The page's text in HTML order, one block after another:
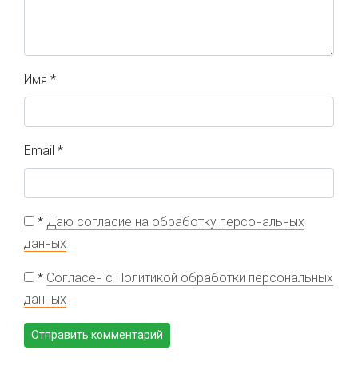
Имя *
Email *
* Даю согласие на обработку персональных
данных
* Согласен с Политикой обработки персональных
данных